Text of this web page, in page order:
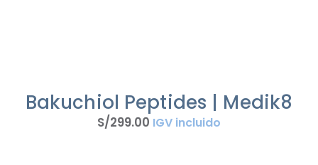
Bakuchiol Peptides | Medik8
S/299.00 IGV incluido